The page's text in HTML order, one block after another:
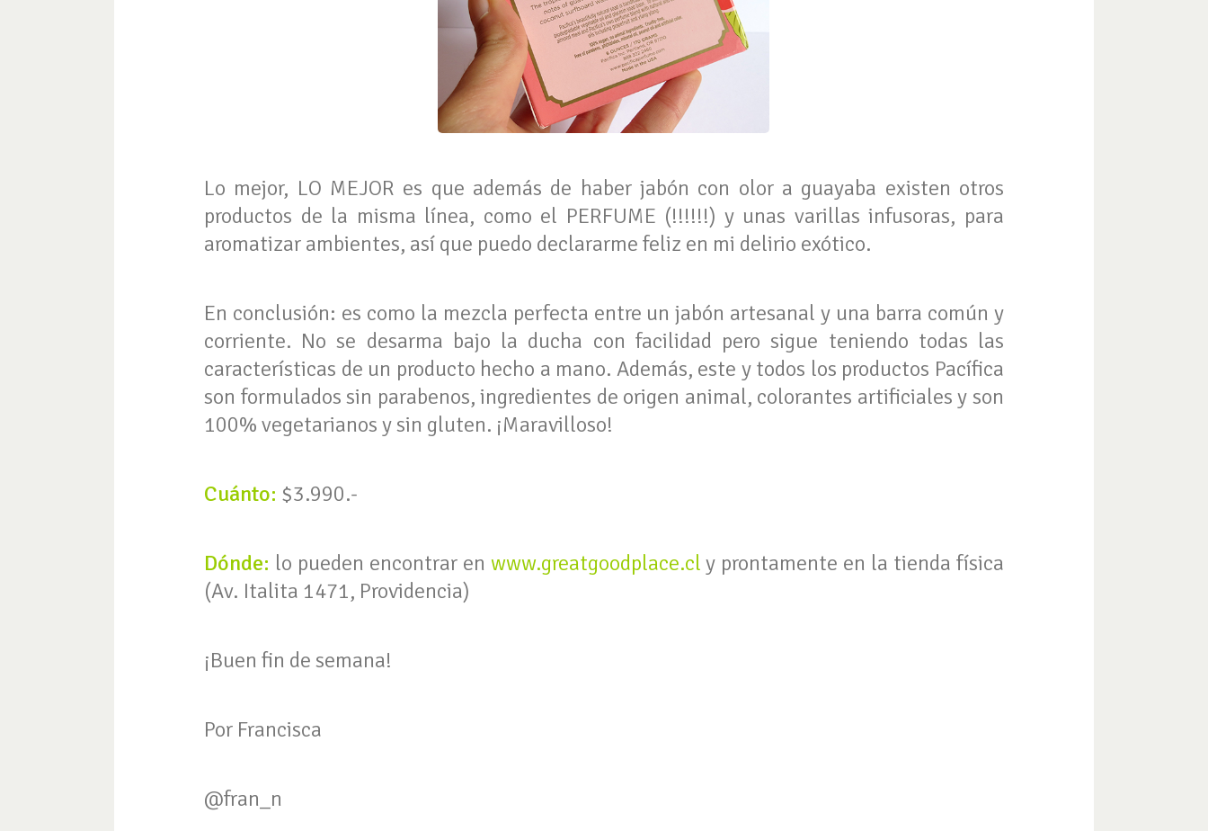
Lo mejor, LO MEJOR es que además de haber jabón con olor a guayaba existen otros
productos de la misma línea, como el PERFUME (!!!!!!) y unas varillas infusoras, para
aromatizar ambientes, así que puedo declararme feliz en mi delirio exótico.
En conclusión: es como la mezcla perfecta entre un jabón artesanal y una barra común y
corriente. No se desarma bajo la ducha con facilidad pero sigue teniendo todas las
características de un producto hecho a mano. Además, este y todos los productos Pacífica
son formulados sin parabenos, ingredientes de origen animal, colorantes artificiales y son
100% vegetarianos y sin gluten. ¡Maravilloso!
Cuánto: $3.990.-
Dónde: lo pueden encontrar en www.greatgoodplace.cl y prontamente en la tienda física
(Av. Italita 1471, Providencia)
¡Buen fin de semana!
Por Francisca
@fran_n